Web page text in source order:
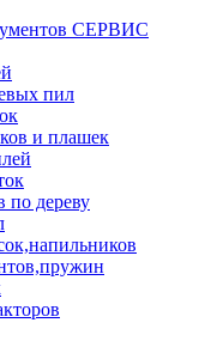
СЕРВИС
пил
и плашек
по дереву